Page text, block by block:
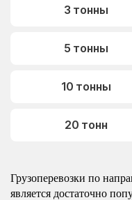
3 тонны
5 тонны
10 тонны
20 тонн
Грузоперевозки по
является достаточно